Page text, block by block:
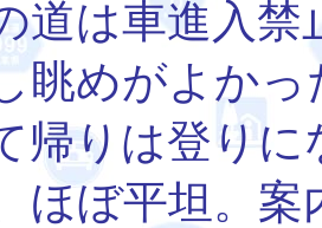
は車進入禁
眺めがよか
帰りは登り
ほぼ平坦。